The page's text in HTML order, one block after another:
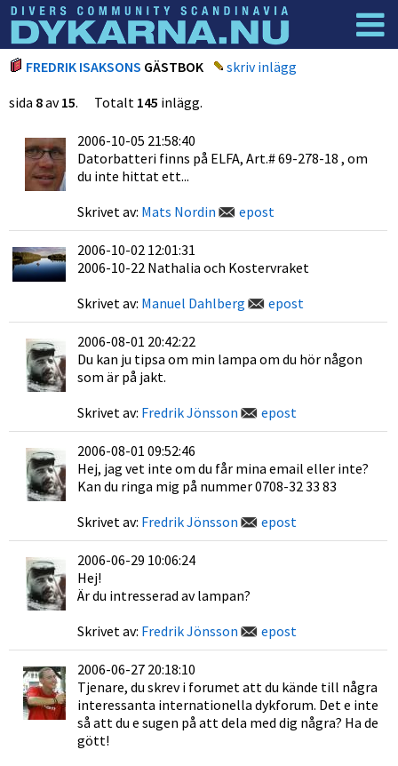
Dyknyheter
FREDRIK ISAKSONS GÄSTBOK
skriv inlägg
sida 8av15. Totalt 145 inlägg.
2006-10-05 21:58:40
Datorbatteri finns på ELFA, Art.# 69-278-18 , om
du inte hittat ett...
Skrivet av: Mats Nordin epost
2006-10-02 12:01:31
2006-10-22 Nathalia och Kostervraket
Skrivet av: Manuel Dahlberg epost
2006-08-01 20:42:22
Du kan ju tipsa om min lampa om du hör någon
som är på jakt.
Skrivet av: Fredrik Jönsson epost
2006-08-01 09:52:46
Hej, jag vet inte om du får mina email eller inte?
Kan du ringa mig på nummer 0708-32 33 83
Skrivet av: Fredrik Jönsson epost
2006-06-29 10:06:24
Hej!
Är du intresserad av lampan?
Skrivet av: Fredrik Jönsson epost
2006-06-27 20:18:10
Tjenare, du skrev i forumet att du kände till några
interessanta internationella dykforum. Det e inte
så att du e sugen på att dela med dig några? Ha de
gött!